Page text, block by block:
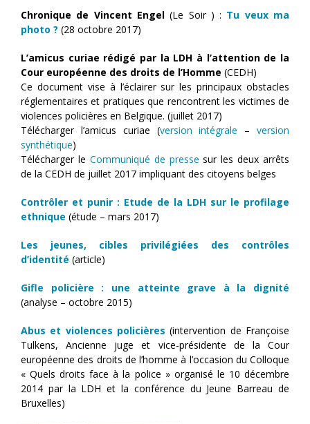
Chronique de Vincent Engel(Le Soir ) : Tu veux ma
photo ? (28 octobre 2017)
L’amicus curiae rédigé par la LDH à l’attention de la
Cour européenne des droits de l’Homme (CEDH)
Ce document vise à l’éclairer sur les principaux obstacles
réglementaires et pratiques que rencontrent les victimes de
violences policières en Belgique. (juillet 2017)
Télécharger l’amicus curiae (version intégrale –version
synthétique)
Télécharger le Communiqué de presse sur les deux arrêts
de la CEDH de juillet 2017 impliquant des citoyens belges
Contrôler et punir : Etude de la LDH sur le profilage
ethnique (étude – mars 2017)
Les jeunes, cibles privilégiées des contrôles
d’identité (article)
Gifle policière : une atteinte grave à la dignité
(analyse – octobre 2015)
Abus et violences policières (intervention de Françoise
Tulkens, Ancienne juge et vice-présidente de la Cour
européenne des droits de l’homme à l’occasion du Colloque
« Quels droits face à la police » organisé le 10 décembre
2014 par la LDH et la conférence du Jeune Barreau de
Bruxelles)